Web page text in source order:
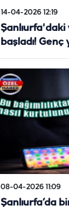
14-04-2026 12:19
Şanlıurfa'daki
başladı!
08-04-2026 11:09
Şanlıurfa’da